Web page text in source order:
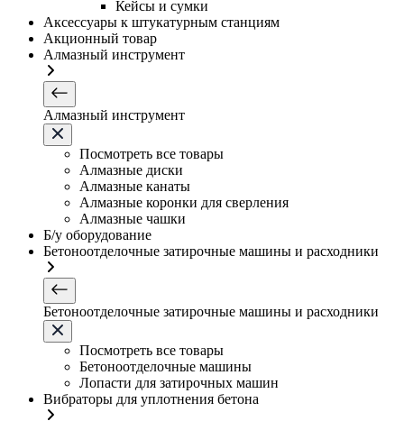
Кейсы и сумки
Аксессуары к штукатурным станциям
Акционный товар
Алмазный инструмент
Алмазный инструмент
Посмотреть все товары
Алмазные диски
Алмазные канаты
Алмазные коронки для сверления
Алмазные чашки
Б/у оборудование
Бетоноотделочные затирочные машины и расходники
Бетоноотделочные затирочные машины и расходники
Посмотреть все товары
Бетоноотделочные машины
Лопасти для затирочных машин
Вибраторы для уплотнения бетона